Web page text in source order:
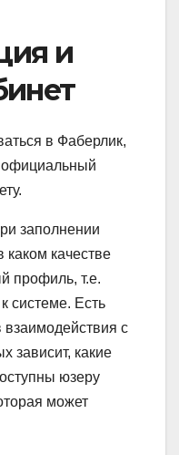
и
в Фаберлик,
официальный
заполнении
каком качестве
профиль, т.е.
системе. Есть
взаимодействия с
зависит, какие
юзеру
может